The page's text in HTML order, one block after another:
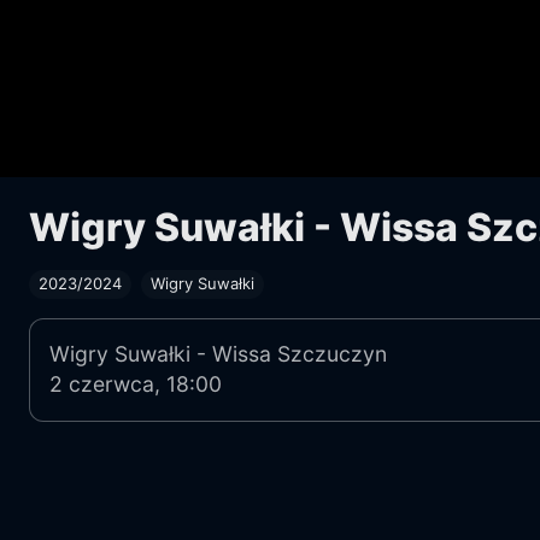
Wigry Suwałki - Wissa
2023/2024 Wigry Suwałki
Wigry Suwałki - Wissa Szczuczyn
2 czerwca, 18:00